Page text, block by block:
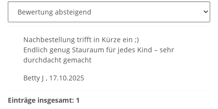
Nachbestellung trifft in Kürze ein ;)
Endlich genug Stauraum für jedes Kind – sehr
durchdacht gemacht
Betty J , 17.10.2025
Einträge insgesamt: 1